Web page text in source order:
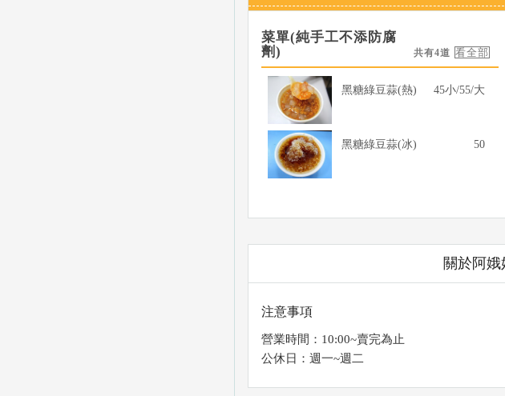
菜單(純手工不添防腐
劑)
共有4道
黑糖綠豆蒜(熱) 45小/55/大
黑糖綠豆蒜(冰) 50
關於阿
注意事項
營業時間：10:00~賣完為止
公休日：週一~週二